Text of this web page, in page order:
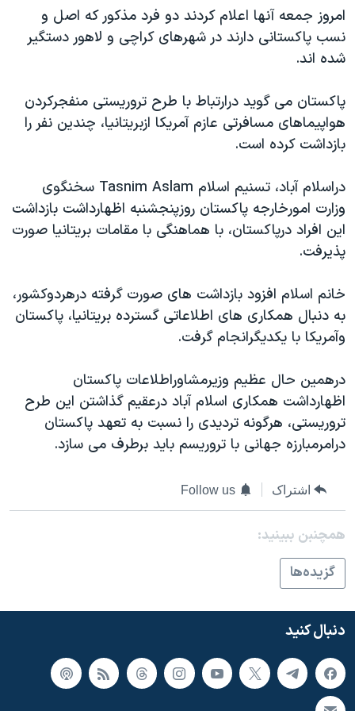
فرهنگ و زندگی
حقوق شهروندی
علم و فناوری
اسرائیل در جنگ
آرشیو پخش زنده
مستندها
انتخابات ریاست جمهوری آمریکا ۲۰۲۴
رمز مهسا
ورزش زنان در ایران
مجموعه مستندهای دادخواهی
تریبونال مردمی آبان ۹۸
دادگاه حمید نوری
قانون شفافیت دارائی کادر رهبری ایران
اعتراضات مردمی آبان ۹۸
نرگس محمدی برنده جایزه نوبل صلح
همایش محافظه‌کاران آمریکا «سی‌پک»
صفحه‌های ویژه
دنبال کنید
زبانهای مختلف
امروز جمعه آنها اعلام کردند دو فرد مذکور که اصل و
نسب پاکستانی دارند در شهرهای کراچی و لاهور دستگير
شده اند.
پاکستان می گويد درارتباط با طرح تروريستی منفجرکردن
هواپيماهای مسافرتی عازم آمريکا ازبريتانيا، چندين نفر را
بازداشت کرده است.
دراسلام آباد، تسنيم اسلام Tasnim Aslam سخنگوی
وزارت امورخارجه پاکستان روزپنجشنبه اظهارداشت بازداشت
اين افراد درپاکستان، با هماهنگی با مقامات بريتانيا صورت
پذيرفت.
خانم اسلام افزود بازداشت های صورت گرفته درهردوکشور،
به دنبال همکاری های اطلاعاتی گسترده بريتانيا، پاکستان
وآمريکا با يکديگرانجام گرفت.
درهمين حال عظيم وزيرمشاوراطلاعات پاکستان
اظهارداشت همکاری اسلام آباد درعقيم گذاشتن اين طرح
تروريستی، هرگونه ترديدی را نسبت به تعهد پاکستان
درامرمبارزه جهانی با تروريسم بايد برطرف می سازد.
اشتراک Follow us
همچنبن ببینید:
گزيده‌ها
دنبال کنید